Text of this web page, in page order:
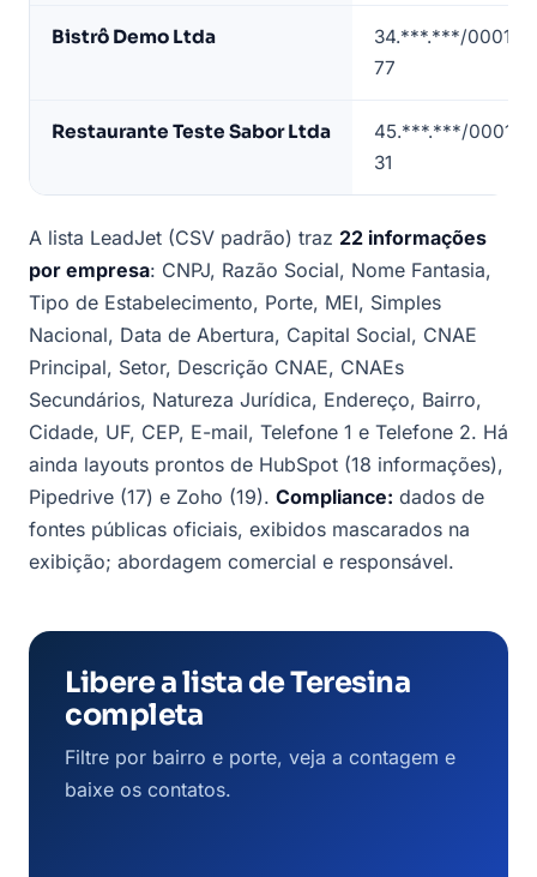
(contatos
Bistrô Demo Ltda
34.***.***/0001-
77
Restaurante Teste Sabor Ltda
45.***.***/0001-
31
A lista LeadJet (CSV padrão) traz 22 informações
por empresa: CNPJ, Razão Social, Nome Fantasia,
Tipo de Estabelecimento, Porte, MEI, Simples
Nacional, Data de Abertura, Capital Social, CNAE
Principal, Setor, Descrição CNAE, CNAEs
Secundários, Natureza Jurídica, Endereço, Bairro,
Cidade, UF, CEP, E-mail, Telefone 1 e Telefone 2. Há
ainda layouts prontos de HubSpot (18 informações),
Pipedrive (17) e Zoho (19). Compliance: dados de
fontes públicas oficiais, exibidos mascarados na
exibição; abordagem comercial e responsável.
Libere a lista de Teresina
completa
Filtre por bairro e porte, veja a contagem e
baixe os contatos.